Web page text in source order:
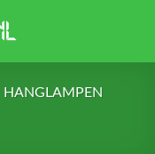
HANGLAMPEN